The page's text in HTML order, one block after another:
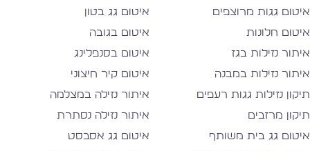
גגות מרוצפים
חלונות
נזילות בגז
נזילות במבנה
נזילות גגות רעפים
מרזבים
גג בית משותף
איטום גג בטון
איטום בגובה
איטום בסנפלינג
איטום קיר חיצוני
איתור נזילה במצלמה
איתור נזילה נסתרת
איטום גג אסבסט